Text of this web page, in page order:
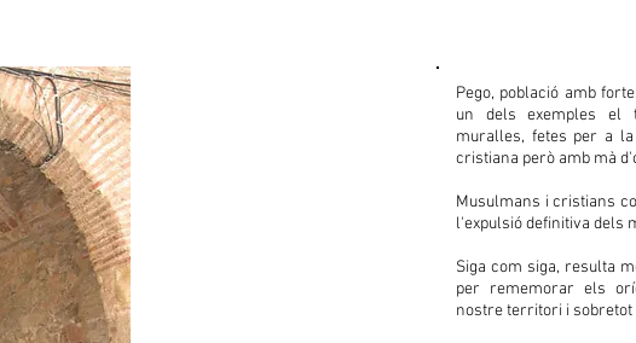
Pego, població amb
un dels exemples el
muralles, fetes per a
cristiana però amb mà
Musulmans i cristians
l'expulsió definitiva dels
Siga com siga, resulta
per rememorar els
nostre territori i